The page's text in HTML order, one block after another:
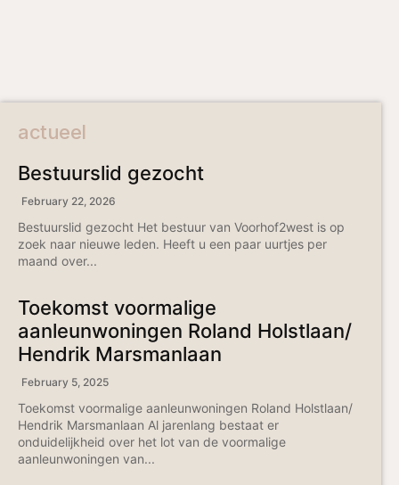
actueel
Bestuurslid gezocht
February 22, 2026
Bestuurslid gezocht Het bestuur van Voorhof2west is op
zoek naar nieuwe leden. Heeft u een paar uurtjes per
maand over...
Toekomst voormalige
aanleunwoningen Roland Holstlaan/
Hendrik Marsmanlaan
February 5, 2025
Toekomst voormalige aanleunwoningen Roland Holstlaan/
Hendrik Marsmanlaan Al jarenlang bestaat er
onduidelijkheid over het lot van de voormalige
aanleunwoningen van...